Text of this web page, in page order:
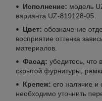
Исполнение: модель
варианта UZ-819128-05.
Цвет: обозначение
восприятие оттенка
материалов.
Фасад: убедитесь, что
скрытой фурнитуры,
Крепеж: его наличие и
необходимо уточнить